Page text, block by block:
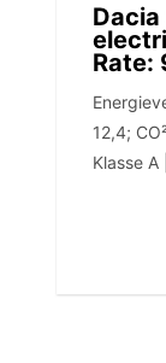
Rate:
12,4;
Klasse